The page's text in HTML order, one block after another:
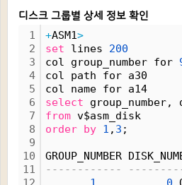
디스크 그룹별 상세 정보 확인
1
2
3
4
5
6
7
8
9
10
11
+ASM1>
set lines 200
col group_number for
col path for a30
col name for a14
select group_number,
from v$asm_disk
order by 1 , 3 ;
GROUP_NUMBER
------------